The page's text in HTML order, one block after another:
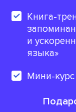
Книга-
и
языка»
Мини-